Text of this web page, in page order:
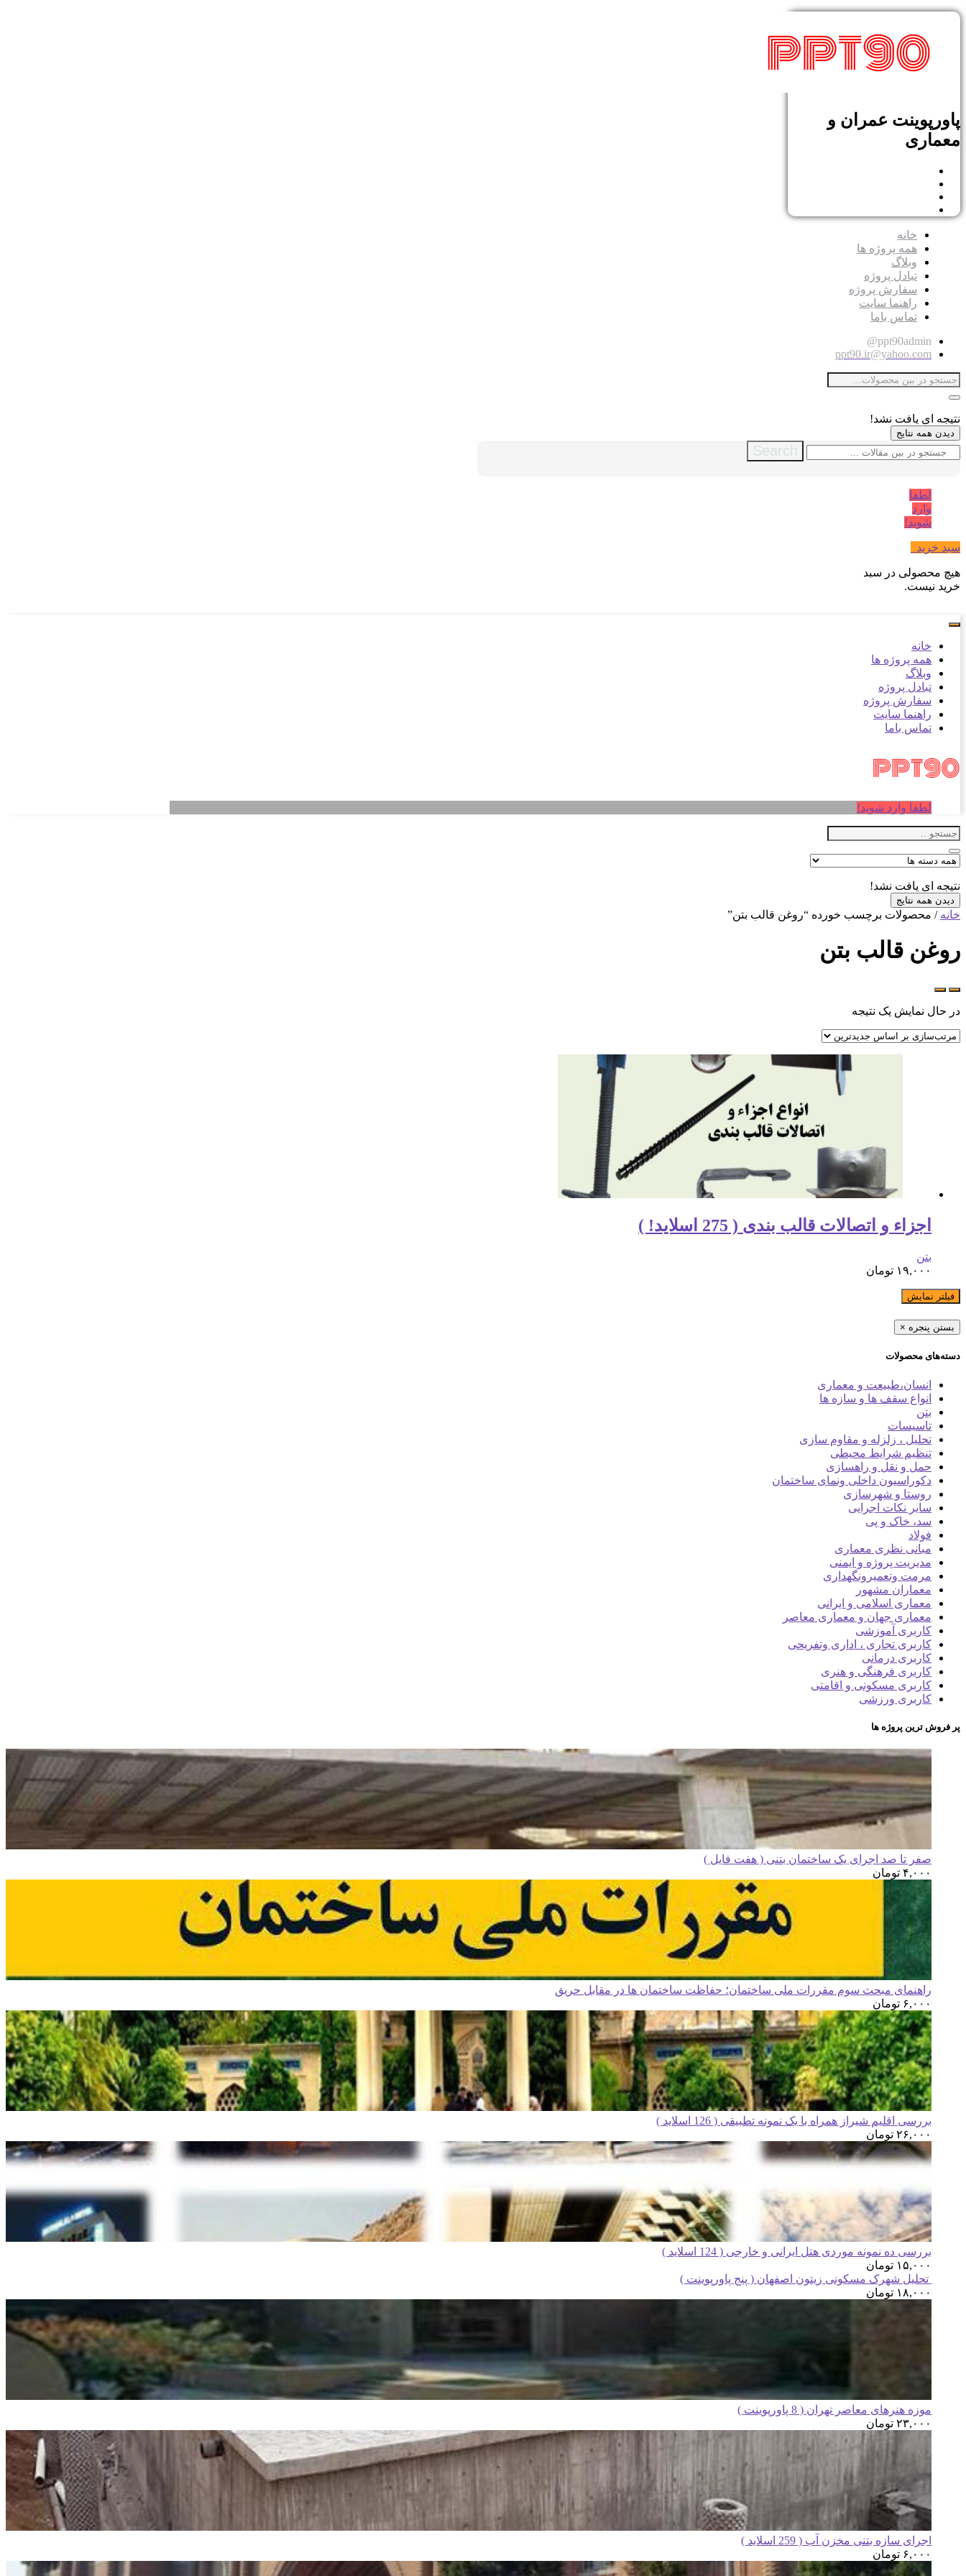
پاورپوینت عمران و
معماری
خانه
همه پروژه ها
وبلاگ
تبادل پروژه
سفارش پروژه
راهنما سایت
تماس باما
ppt90admin@
ppt90.ir@yahoo.com
نتیجه ای یافت نشد!
دیدن همه نتایج
Search
لطفا
وارد
شوید!
سبد خرید
هیچ محصولی در سبد
خرید نیست.
خانه
همه پروژه ها
وبلاگ
تبادل پروژه
سفارش پروژه
راهنما سایت
تماس باما
لطفا وارد شوید!
نتیجه ای یافت نشد!
دیدن همه نتایج
خانه / محصولات برچسب خورده “روغن قالب بتن”
روغن قالب بتن
در حال نمایش یک نتیجه
اجزاء و اتصالات قالب بندی ( 275 اسلاید! )
بتن
۱۹,۰۰۰ تومان
فیلتر نمایش
بستن پنجره ×
دسته‌های محصولات
انسان،طبیعت و معماری
انواع سقف ها و سازه ها
بتن
تاسیسات
تحلیل ، زلزله و مقاوم سازی
تنظیم شرایط محیطی
حمل و نقل و راهسازی
دکوراسیون داخلی ونمای ساختمان
روستا و شهرسازی
سایر نکات اجرایی
سد، خاک و پی
فولاد
مبانی نظری معماری
مدیریت پروژه و ایمنی
مرمت وتعمیرونگهداری
معماران مشهور
معماری اسلامی و ایرانی
معماری جهان و معماری معاصر
کاربری آموزشی
کاربری تجاری ، اداری وتفریحی
کاربری درمانی
کاربری فرهنگی و هنری
کاربری مسکونی و اقامتی
کاربری ورزشی
پر فروش ترین پروژه ها
صفر تا صد اجرای یک ساختمان بتنی ( هفت فایل )
۴,۰۰۰ تومان
راهنمای مبحث سوم مقررات ملی ساختمان؛ حفاظت ساختمان ها در مقابل حریق
۶,۰۰۰ تومان
بررسی اقلیم شیراز همراه با یک نمونه تطبیقی ( 126 اسلاید )
۲۶,۰۰۰ تومان
بررسی ده نمونه موردی هتل ایرانی و خارجی ( 124 اسلاید )
۱۵,۰۰۰ تومان
تحلیل شهرک مسکونی زیتون اصفهان ( پنج پاورپوینت )
۱۸,۰۰۰ تومان
موزه هنرهای معاصر تهران ( 8 پاورپوینت )
۲۳,۰۰۰ تومان
اجرای سازه بتنی مخزن آب ( 259 اسلاید )
۶,۰۰۰ تومان